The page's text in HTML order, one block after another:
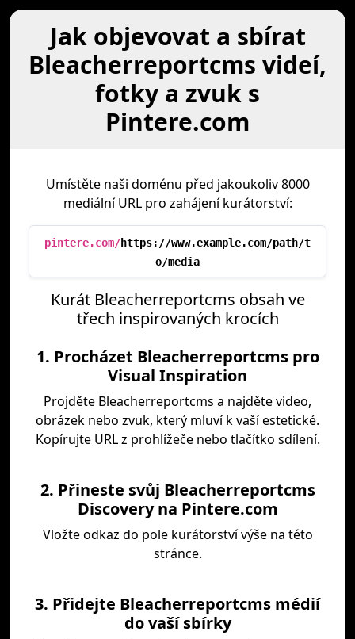
Jak objevovat a sbírat
Bleacherreportcms videí,
fotky a zvuk s
Pintere.com
Umístěte naši doménu před jakoukoliv 8000
mediální URL pro zahájení kurátorství:
pintere.com/https://www.example.com/path/t
o/media
Kurát Bleacherreportcms obsah ve
třech inspirovaných krocích
1. Procházet Bleacherreportcms pro
Visual Inspiration
Projděte Bleacherreportcms a najděte video,
obrázek nebo zvuk, který mluví k vaší estetické.
Kopírujte URL z prohlížeče nebo tlačítko sdílení.
2. Přineste svůj Bleacherreportcms
Discovery na Pintere.com
Vložte odkaz do pole kurátorství výše na této
stránce.
3. Přidejte Bleacherreportcms médií
do vaší sbírky